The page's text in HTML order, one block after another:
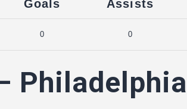
Goals Assists
0 0
Philadelphia